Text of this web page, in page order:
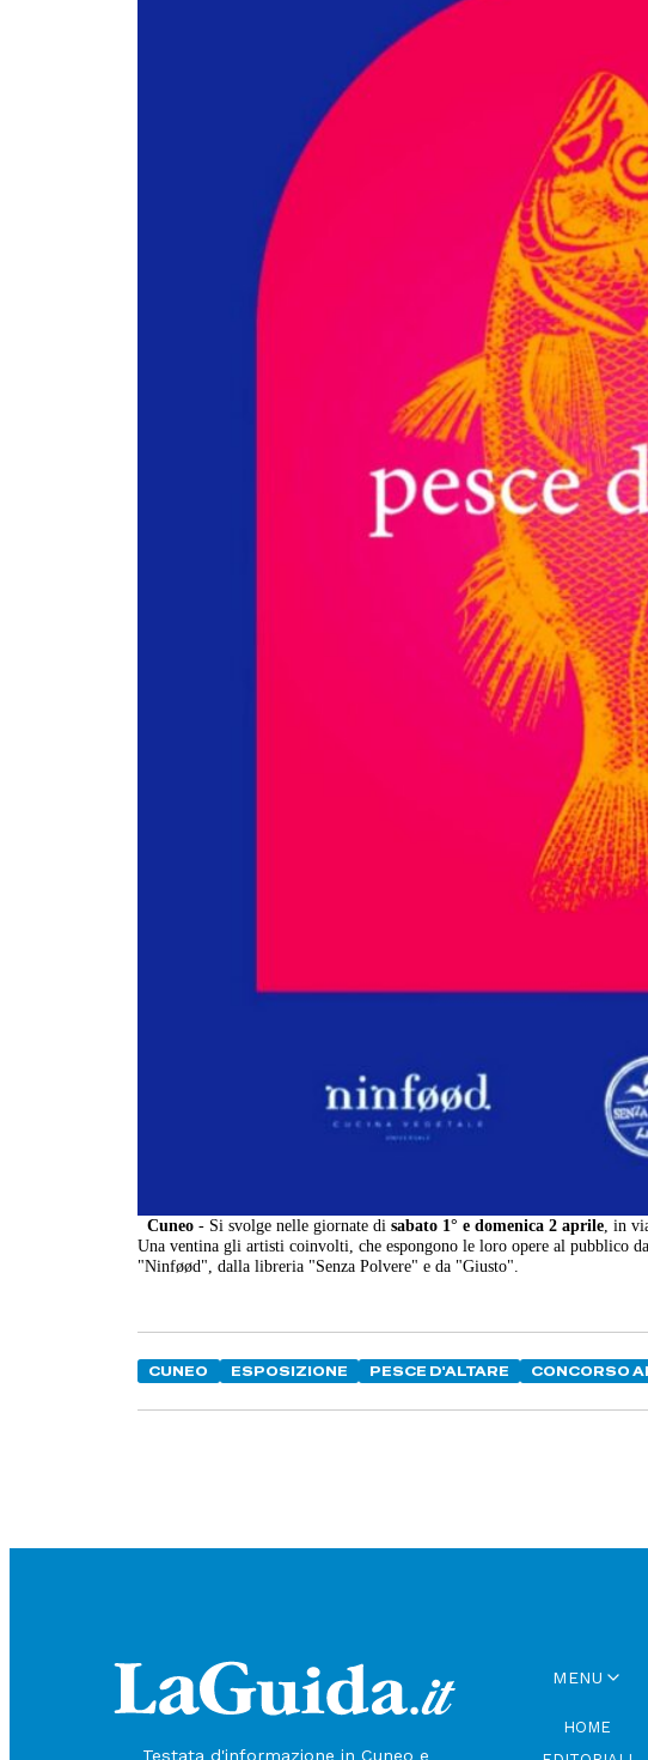
Cuneo - Si svolge nelle giornate disabato 1° e domenica 2 aprile, in
Una ventina gli artisti coinvolti, che espongono le loro opere al pubblico
"Ninføød", dalla libreria "Senza Polvere" e da "Giusto".
CUNEO ESPOSIZIONE PESCE D'ALTARE CONCORSO
Testata d'informazione in Cuneo e
MENU
HOME